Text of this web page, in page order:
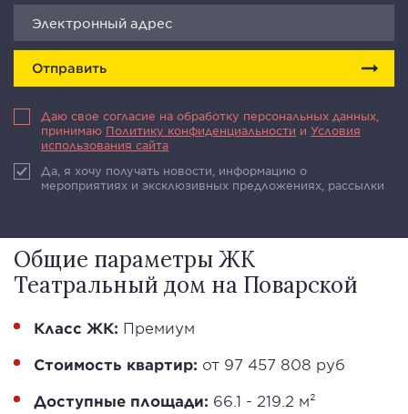
Отправить
Даю свое согласие на обработку персональных данных,
принимаю Политику конфиденциальности и Условия
использования сайта
Да, я хочу получать новости, информацию о
мероприятиях и эксклюзивных предложениях, рассылки
Общие параметры ЖК
Театральный дом на Поварской
Класс ЖК: Премиум
Стоимость квартир: от 97 457 808 руб
Доступные площади: 66.1 - 219.2 м²